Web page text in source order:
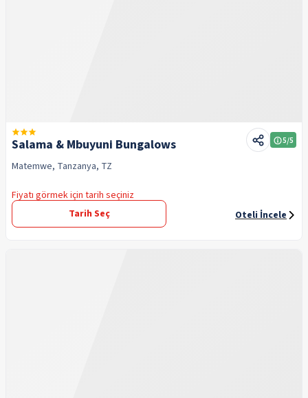
Salama & Mbuyuni Bungalows 5/5
Matemwe, Tanzanya, TZ
Fiyatı görmek için tarih seçiniz
Tarih Seç
Oteli İncele